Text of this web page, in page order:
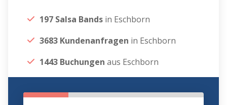
197 Salsa Bands in Eschborn
3683 Kundenanfragen in Eschborn
1443 Buchungen aus Eschborn